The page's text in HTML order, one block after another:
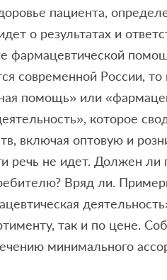
пациента,
о результатах и
фармацевтической
современной России,
помощь» или
которое
включая оптовую и
речь не идет. Должен
Вряд ли.
так и по цене.
минимального